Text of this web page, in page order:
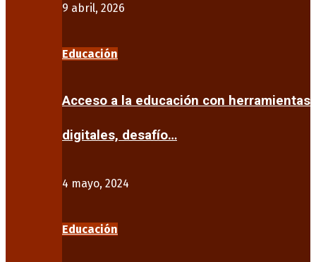
9 abril, 2026
Educación
Acceso a la educación con herramientas
digitales, desafío…
4 mayo, 2024
Educación